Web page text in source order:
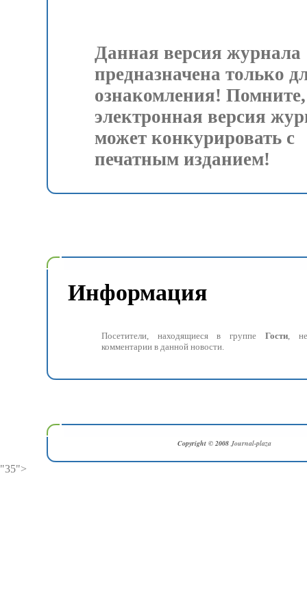
Данная версия журнала
предназначена только
ознакомления!
электронная версия
может конкурировать с
печатным изданием!
Информация
Посетители, находящиеся в группе Гости, не
комментарии в данной новости.
Copyright © 2008Journal-plaza
"35">